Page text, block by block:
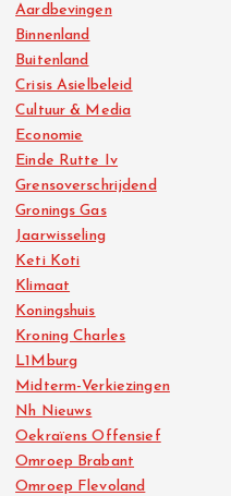
Aardbevingen
Binnenland
Buitenland
Crisis Asielbeleid
Cultuur & Media
Economie
Einde Rutte Iv
Grensoverschrijdend
Gronings Gas
Jaarwisseling
Keti Koti
Klimaat
Koningshuis
Kroning Charles
L1Mburg
Midterm-Verkiezingen
Nh Nieuws
Oekraïens Offensief
Omroep Brabant
Omroep Flevoland